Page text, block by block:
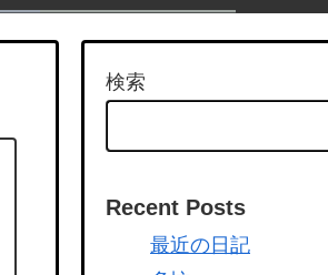
検索
Recent Posts
最近の日記